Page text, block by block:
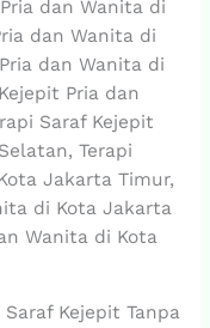
dan Wanita di
dan Wanita di
dan Wanita di
Pria dan
Saraf Kejepit
Terapi
Jakarta Timur,
di Kota Jakarta
Wanita di Kota
Kejepit Tanpa